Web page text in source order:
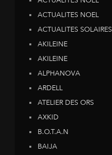
ACTUALITES NOEL
ACTUALITES SOLAIRES
AKILEINE
AKILEINE
ALPHANOVA
ARDELL
ATELIER DES ORS
AXKID
B.O.T.A.N
BAIJA